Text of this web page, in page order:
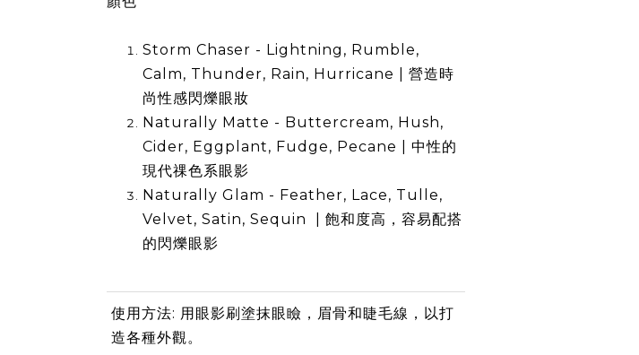
Storm Chaser - Lightning, Rumble,
Calm, Thunder, Rain, Hurricane | 營造時
尚性感閃爍眼妝
Naturally Matte - Buttercream, Hush,
Cider, Eggplant, Fudge, Pecane | 中性的
現代祼色系眼影
Naturally Glam - Feather, Lace, Tulle,
Velvet, Satin, Sequin | 飽和度高，容易配搭
的閃爍眼影
使用方法: 用眼影刷塗抹眼瞼，眉骨和睫毛線，以打
造各種外觀。